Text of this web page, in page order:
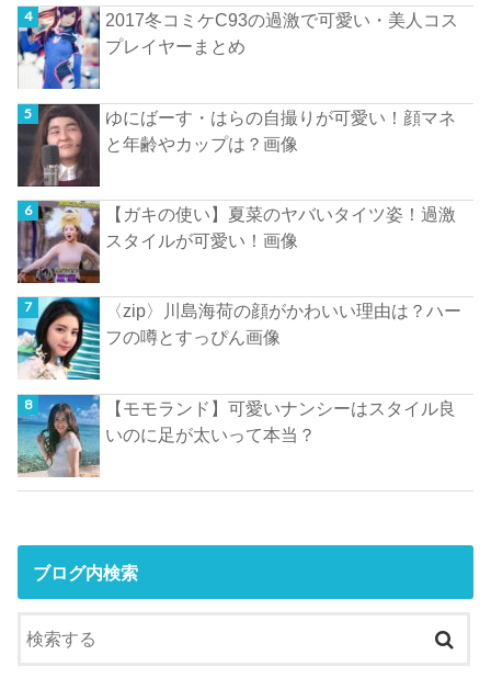
2017冬コミケC93の過激で可愛い・美人コス
プレイヤーまとめ
ゆにばーす・はらの自撮りが可愛い！顔マネ
と年齢やカップは？画像
【ガキの使い】夏菜のヤバいタイツ姿！過激
スタイルが可愛い！画像
〈zip〉川島海荷の顔がかわいい理由は？ハー
フの噂とすっぴん画像
【モモランド】可愛いナンシーはスタイル良
いのに足が太いって本当？
ブログ内検索